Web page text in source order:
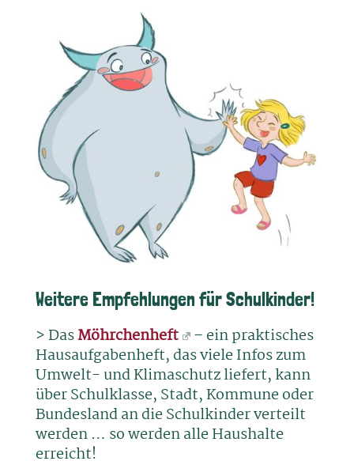
Weitere Empfehlungen für Schulkinder!
> DasMöhrchenheft
– ein praktisches
Hausaufgabenheft, das viele Infos zum
Umwelt- und Klimaschutz liefert, kann
über Schulklasse, Stadt, Kommune oder
Bundesland an die Schulkinder verteilt
werden … so werden alle Haushalte
erreicht!